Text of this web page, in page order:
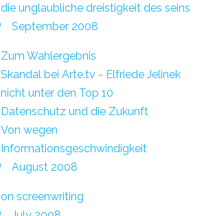
die unglaubliche dreistigkeit des seins
September 2008
Zum Wahlergebnis
Skandal bei Arte.tv - Elfriede Jelinek
nicht unter den Top 10
Datenschutz und die Zukunft
Von wegen
Informationsgeschwindigkeit
August 2008
on screenwriting